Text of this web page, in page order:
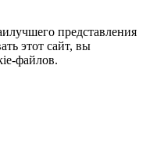
представления
этот сайт, вы
файлов.